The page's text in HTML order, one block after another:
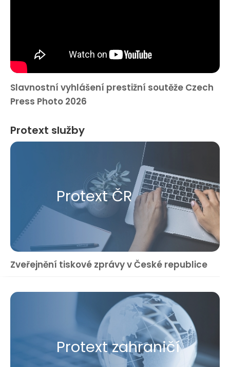
Slavnostní vyhlášení prestižní soutěže Czech
Press Photo 2026
Protext služby
Protext ČR
Zveřejnění tiskové zprávy v České republice
Protext zahraničí